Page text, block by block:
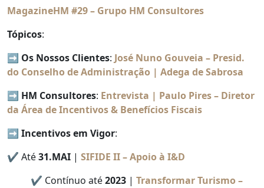
MagazineHM #29 – Grupo HM Consultores
Tópicos:
➡️ Os Nossos Clientes: José Nuno Gouveia – Presid.
do Conselho de Administração | Adega de Sabrosa
➡️ HM Consultores: Entrevista | Paulo Pires – Diretor
da Área de Incentivos & Benefícios Fiscais
➡️ Incentivos em Vigor:
✔️ Até31.MAI | SIFIDE II – Apoio à I&D
✔️ Contínuo até2023 | Transformar Turismo –